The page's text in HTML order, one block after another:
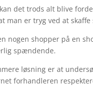
det trods alt blive
man er tryg ved at
nogen shopper på en
spændende.
løsning er at
forhandleren